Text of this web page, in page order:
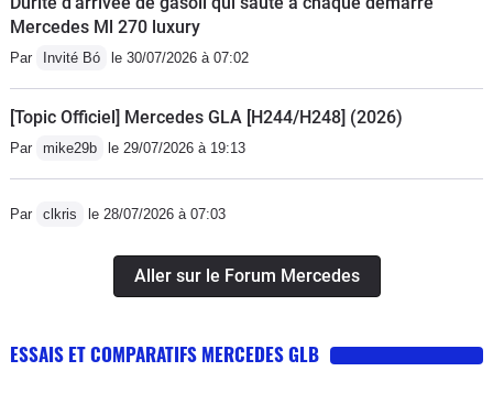
Mercedes Ml 270 luxury
Par Invité Bó le 30/07/2026 à 07:02
[Topic Officiel] Mercedes GLA [H244/H248] (2026)
Par mike29b le 29/07/2026 à 19:13
Par clkris le 28/07/2026 à 07:03
Aller sur le Forum Mercedes
ESSAIS ET COMPARATIFS MERCEDES GLB